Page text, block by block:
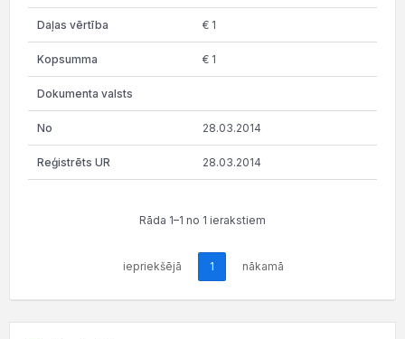
€ 1
€ 1
28.03.2014
28.03.2014
Rāda 1–1 no 1 ierakstiem
iepriekšējā 1 nākamā